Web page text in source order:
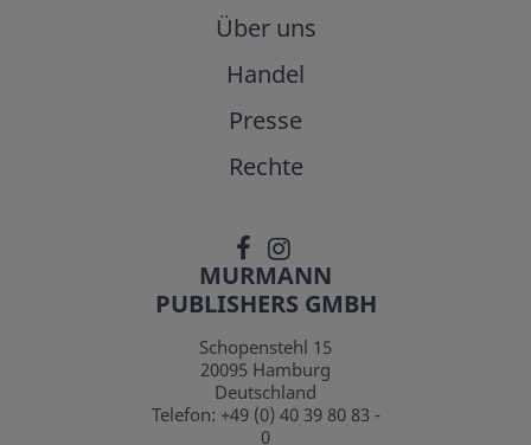
Über uns
Handel
Presse
Rechte
MURMANN
PUBLISHERS GMBH
Schopenstehl 15
20095 Hamburg
Deutschland
Telefon: +49 (0) 40 39 80 83 -
0